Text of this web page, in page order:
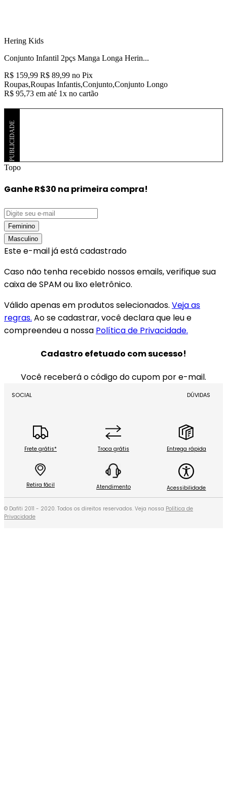
Hering Kids
Conjunto Infantil 2pçs Manga Longa Herin...
R$ 159,99 R$ 89,99 no Pix
Roupas,Roupas Infantis,Conjunto,Conjunto Longo
R$ 95,73 em até 1x no cartão
PUBLICIDADE
Topo
Ganhe R$30 na primeira compra!
Feminino
Masculino
Este e-mail já está cadastrado
Caso não tenha recebido nossos emails, verifique sua
caixa de SPAM ou lixo eletrônico.
Válido apenas em produtos selecionados. Veja as
regras. Ao se cadastrar, você declara que leu e
compreendeu a nossa Política de Privacidade.
Cadastro efetuado com sucesso!
Você receberá o código do cupom por e-mail.
SOCIAL DÚVIDAS
Frete grátis* Troca grátis Entrega rápida
Retira fácil Atendimento Acessibilidade
© Dafiti 2011 - 2020. Todos os direitos reservados. Veja nossa Política de
Privacidade